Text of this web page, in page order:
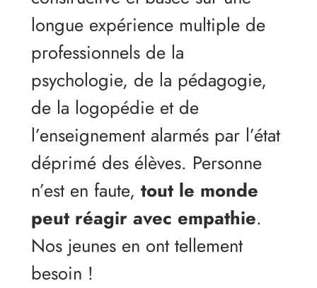
longue expérience multiple de
professionnels de la
psychologie, de la pédagogie,
de la logopédie et de
l’enseignement alarmés par l’état
déprimé des élèves. Personne
n’est en faute, tout le monde
peut réagir avec empathie.
Nos jeunes en ont tellement
besoin !